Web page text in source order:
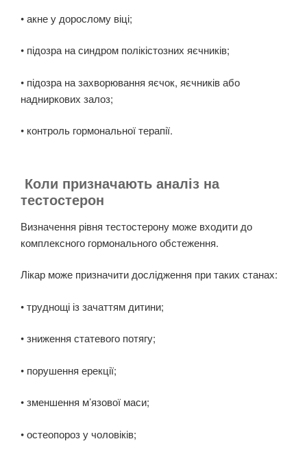
• акне у дорослому віці;
• підозра на синдром полікістозних яєчників;
• підозра на захворювання яєчок, яєчників або
надниркових залоз;
• контроль гормональної терапії.
Коли призначають аналіз на
тестостерон
Визначення рівня тестостерону може входити до
комплексного гормонального обстеження.
Лікар може призначити дослідження при таких станах:
• труднощі із зачаттям дитини;
• зниження статевого потягу;
• порушення ерекції;
• зменшення м’язової маси;
• остеопороз у чоловіків;